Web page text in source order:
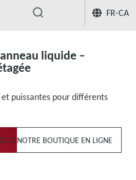
FR-CA
à anneau liquide Pompes
liquide –
puissantes pour différents
A NOTRE BOUTIQUE EN LIGNE